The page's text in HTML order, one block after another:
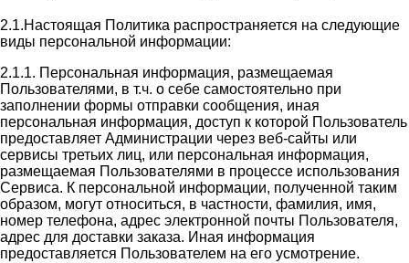
2.1.Настоящая Политика распространяется на следующие
виды персональной информации:
2.1.1. Персональная информация, размещаемая
Пользователями, в т.ч. о себе самостоятельно при
заполнении формы отправки сообщения, иная
персональная информация, доступ к которой Пользователь
предоставляет Администрации через веб-сайты или
сервисы третьих лиц, или персональная информация,
размещаемая Пользователями в процессе использования
Сервиса. К персональной информации, полученной таким
образом, могут относиться, в частности, фамилия, имя,
номер телефона, адрес электронной почты Пользователя,
адрес для доставки заказа. Иная информация
предоставляется Пользователем на его усмотрение.